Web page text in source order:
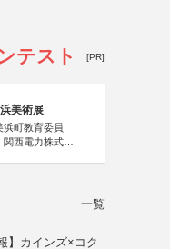
テスト [PR]
美術展
浜町教育委員
西電力株式会
一覧
】カインズ×コク